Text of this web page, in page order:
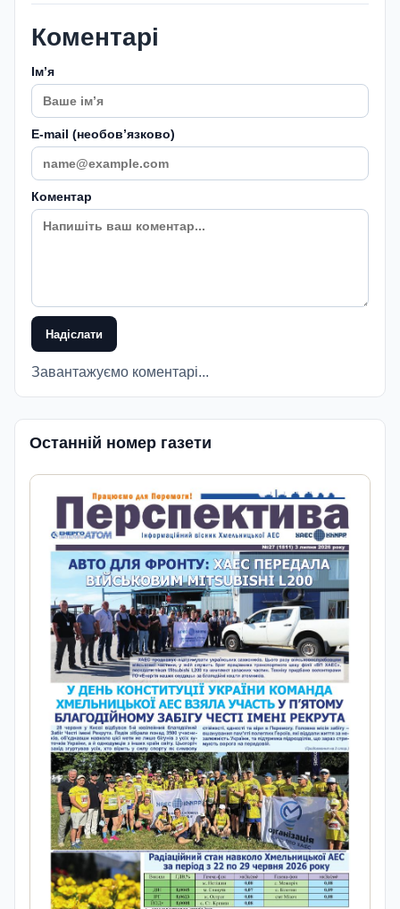
Коментарі
Імʼя
E-mail (необовʼязково)
Коментар
Надіслати
Завантажуємо коментарі...
Останній номер газети